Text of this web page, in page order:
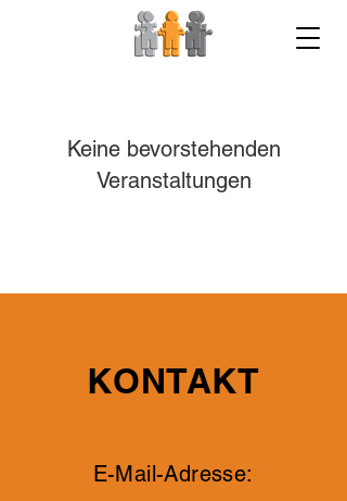
Keine bevorstehenden
Veranstaltungen
KONTAKT
E-Mail-Adresse: